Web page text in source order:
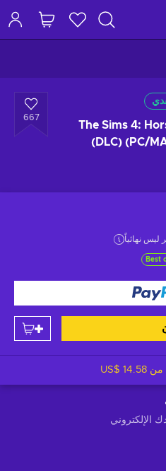
The Sims 4:
(DLC) (PC/
667
ليس نهائياً
Best
US$ 14.58
الإلكتروني